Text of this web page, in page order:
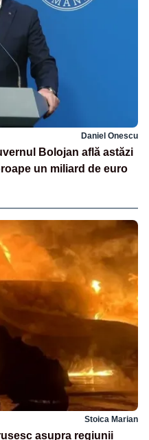
Daniel Onescu
Bolojan află astăzi
un miliard de euro
Stoica Marian
asupra regiunii